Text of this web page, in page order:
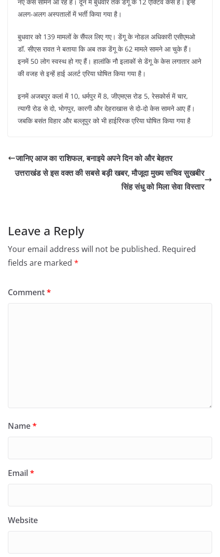
अलग-अलग अस्पतालों में भर्ती किया गया है।
बुधवार को 139 मामलों के सैंपल लिए गए। डेंगू के नोडल अधिकारी एसीएमओ
डॉ. सीएस रावत ने बताया कि अब तक डेंगू के 62 मामले सामने आ चुके हैं।
इनमें 50 लोग स्वस्थ हो गए हैं। हालांकि नौ इलाकों से डेंगू के केस लगातार आने
की वजह से इन्हें हाई अलर्ट एरिया घोषित किया गया है।
इनमें अजबपुर कलां में 10, धर्मपुर में 8, जीएमएस रोड 5, रेसकोर्स में चार,
त्यागी रोड से दो, भोगपुर, कारगी और देहराखास से दो-दो केस सामने आए हैं।
जबकि बसंत विहार और बल्लूपुर को भी हाईरिस्क एरिया घोषित किया गया है
जानिए आज का राशिफल, बनाइये अपने दिन को और बेहतर
उत्तराखंड से इस वक्त की सबसे बड़ी खबर, मौजूदा मुख्य सचिव सुखबीर
सिंह संधु को मिला सेवा विस्तार
Leave a Reply
Your email address will not be published. Required
fields are marked *
Comment*
Name*
Email*
Website